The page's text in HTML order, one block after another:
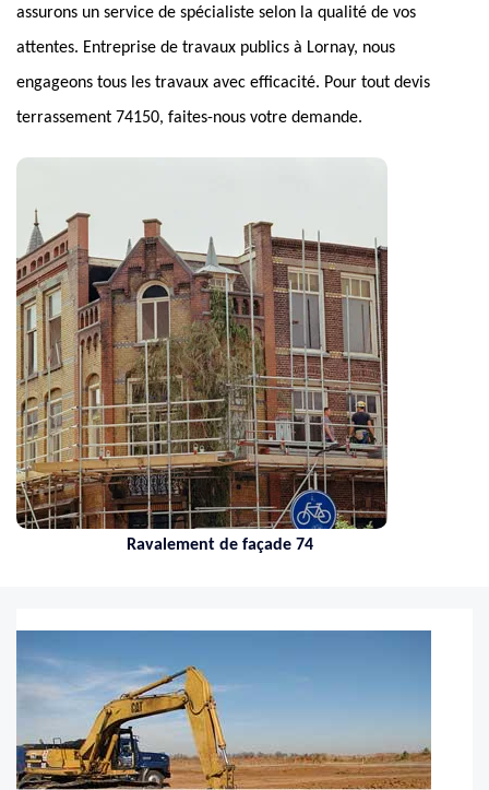
assurons un service de spécialiste selon la qualité de vos
attentes. Entreprise de travaux publics à Lornay, nous
engageons tous les travaux avec efficacité. Pour tout devis
terrassement 74150, faites-nous votre demande.
Ravalement de façade 74